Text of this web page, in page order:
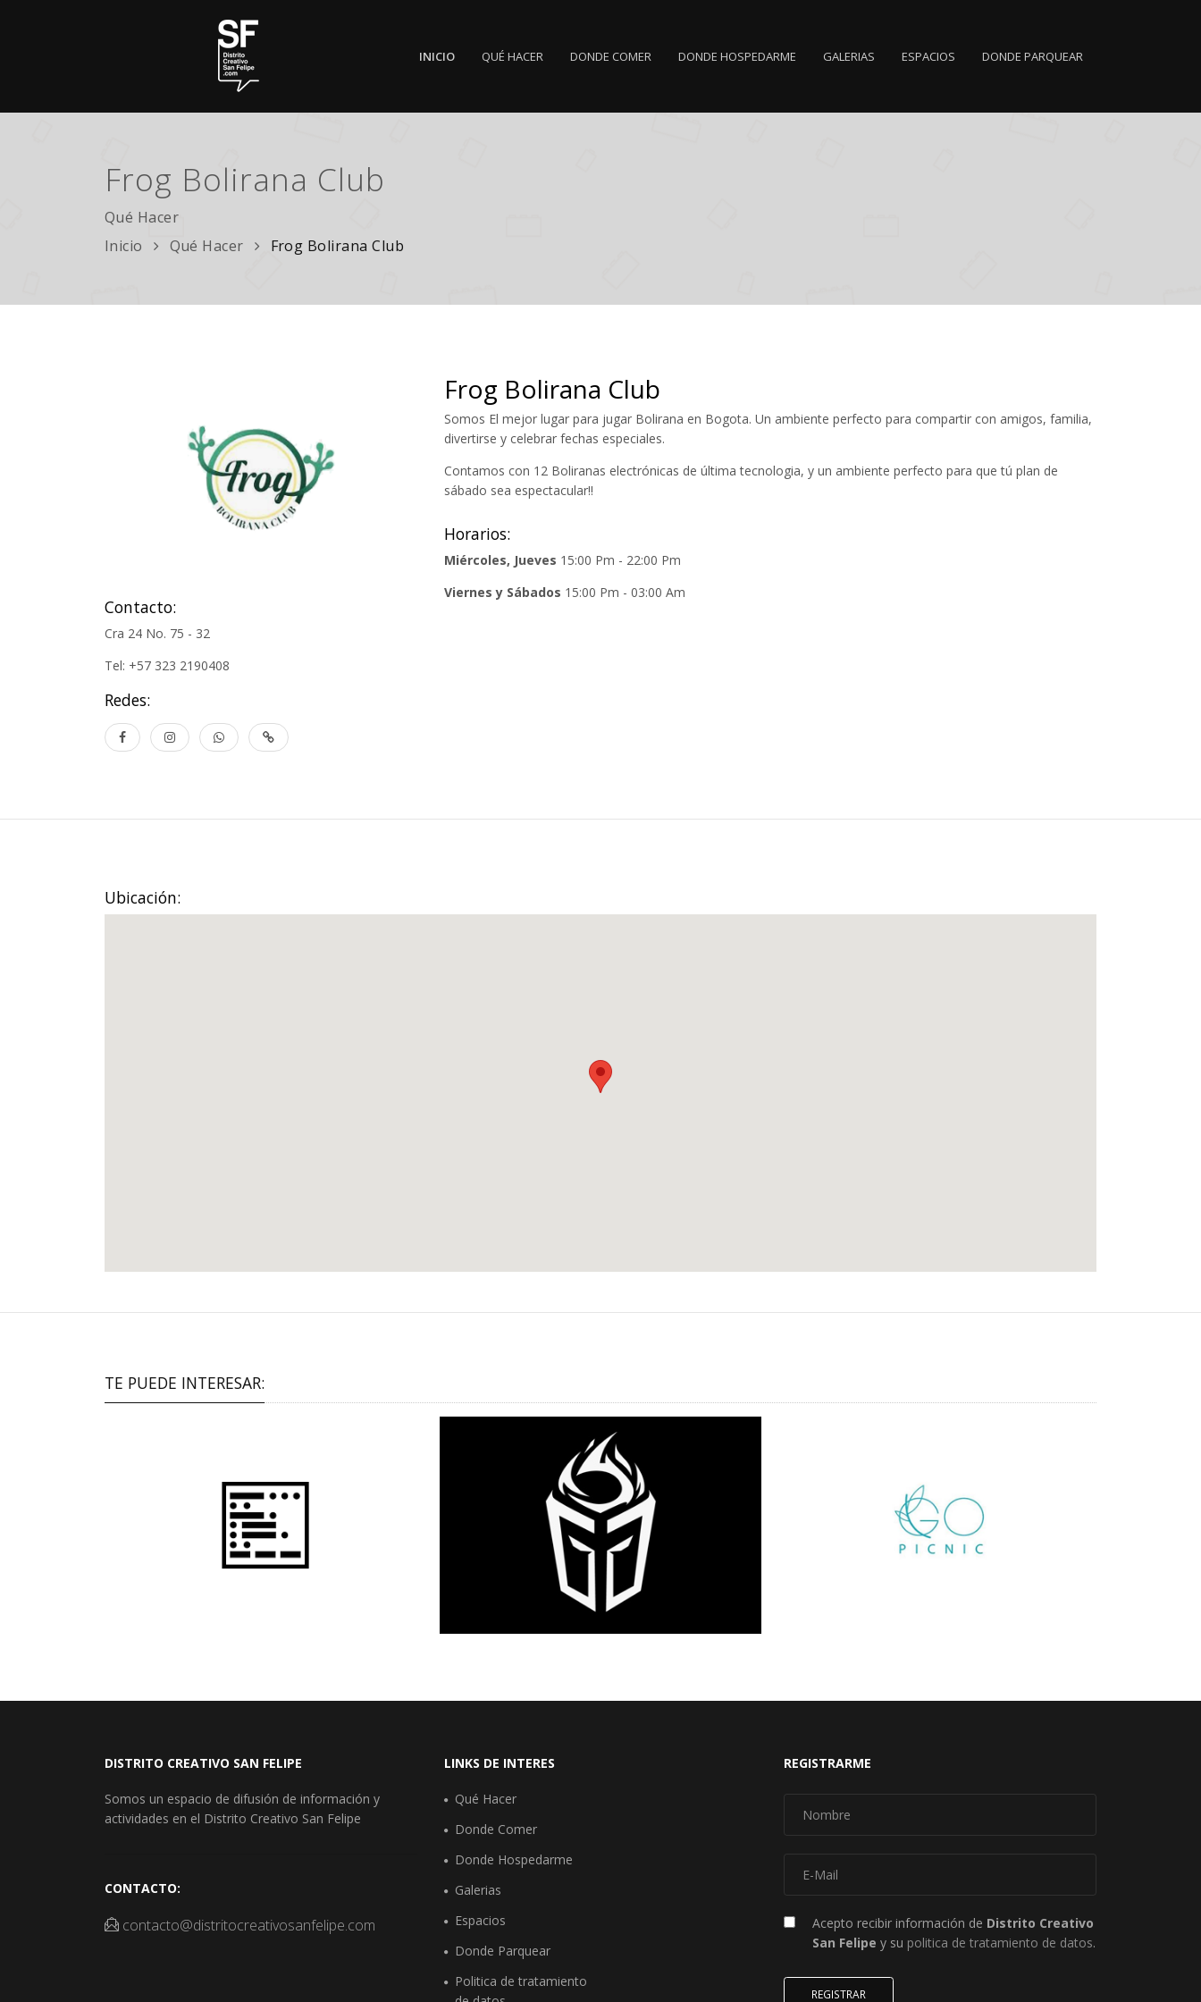
INICIO QUÉ HACER DONDE COMER DONDE HOSPEDARME GALERIAS ESPACIOS DONDE PARQUEAR
Frog Bolirana Club
Qué Hacer
Inicio
Qué Hacer Frog Bolirana Club
Contacto:
Cra 24 No. 75 - 32
Tel: +57 323 2190408
Redes:
Frog Bolirana Club
Somos El mejor lugar para jugar Bolirana en Bogota. Un ambiente perfecto para compartir con amigos, familia,
divertirse y celebrar fechas especiales.
Contamos con 12 Boliranas electrónicas de última tecnologia, y un ambiente perfecto para que tú plan de
sábado sea espectacular!!
Horarios:
Miércoles, Jueves 15:00 Pm - 22:00 Pm
Viernes y Sábados 15:00 Pm - 03:00 Am
Ubicación:
TE PUEDE INTERESAR:
DISTRITO CREATIVO SAN FELIPE
Somos un espacio de difusión de información y
actividades en el Distrito Creativo San Felipe
CONTACTO:
contacto@distritocreativosanfelipe.com
LINKS DE INTERES
Qué Hacer
Donde Comer
Donde Hospedarme
Galerias
Espacios
Donde Parquear
Politica de tratamiento
REGISTRARME
Acepto recibir información de Distrito Creativo
San Felipe y su politica de tratamiento de datos.
REGISTRAR